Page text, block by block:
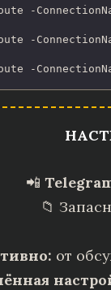
-
-
-
📲
📁
от